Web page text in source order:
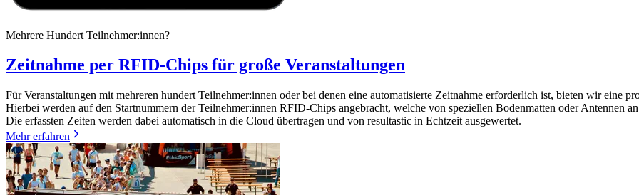
Mehrere Hundert Teilnehmer:innen?
Zeitnahme per RFID-Chips für große Veranstaltungen
Für Veranstaltungen mit mehreren hundert Teilnehmer:innen oder bei denen eine automatisierte Zeitnahme erforderlich ist, bieten wir eine
Hierbei werden auf den Startnummern der Teilnehmer:innen RFID-Chips angebracht, welche von speziellen Bodenmatten oder Antennen
Die erfassten Zeiten werden dabei automatisch in die Cloud übertragen und von resultastic in Echtzeit ausgewertet.
Mehr erfahren